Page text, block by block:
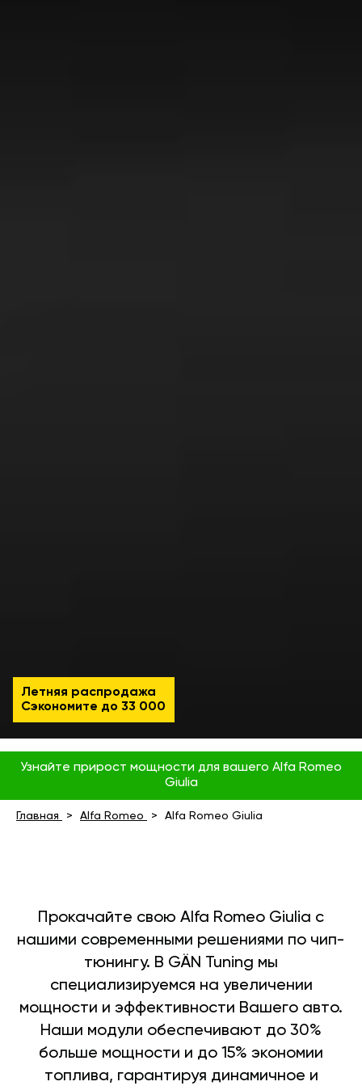
Летняя распродажа
Сэкономите до 33 000
Узнайте прирост мощности для вашего Alfa Romeo
Giulia
Главная Alfa Romeo Alfa Romeo Giulia
Прокачайте свою Alfa Romeo Giulia с
нашими современными решениями по чип-
тюнингу. В GÄN Tuning мы
специализируемся на увеличении
мощности и эффективности Вашего авто.
Наши модули обеспечивают до 30%
больше мощности и до 15% экономии
топлива, гарантируя динамичное и